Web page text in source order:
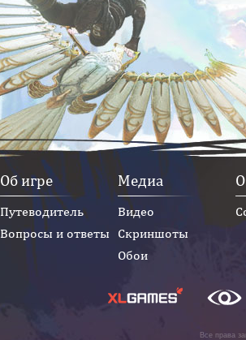
Об игре
Путеводитель
Вопросы и ответы
Медиа
Видео
Скриншоты
Обои
Все права